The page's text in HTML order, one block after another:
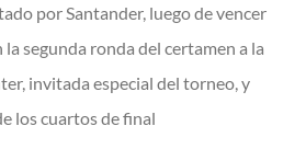
por Santander, luego de vencer
segunda ronda del certamen a la
invitada especial del torneo, y
los cuartos de final